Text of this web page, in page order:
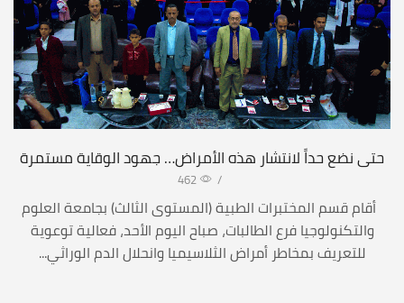
حتى نضع حداً لانتشار هذه الأمراض… جهود الوقاية مستمرة
/
462
أقام قسم المختبرات الطبية (المستوى الثالث) بجامعة العلوم
والتكنولوجيا فرع الطالبات، صباح اليوم الأحد، فعالية توعوية
للتعريف بمخاطر أمراض الثلاسيميا وانحلال الدم الوراثي...